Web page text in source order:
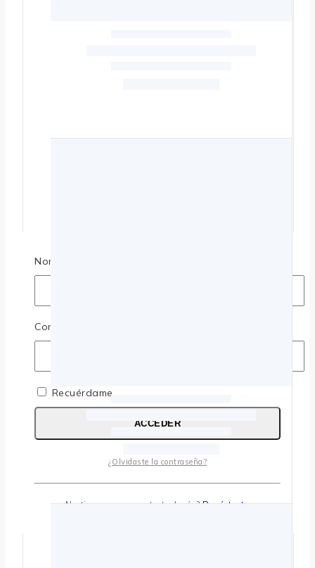
Nombre de usuario o correo electrónico
Contraseña
Recuérdame
ACCEDER
¿Olvidaste la contraseña?
No tienes una cuenta todavía?Regístrate